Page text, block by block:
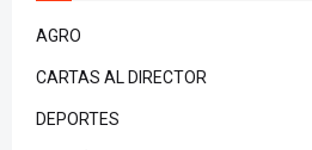
AGRO
CARTAS AL DIRECTOR
DEPORTES